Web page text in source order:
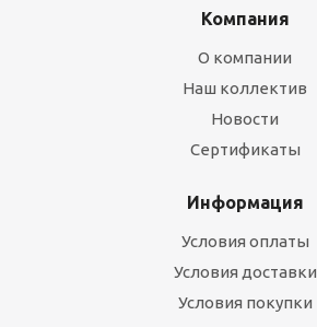
Компания
О компании
Наш коллектив
Новости
Сертификаты
Информация
Условия оплаты
Условия доставки
Условия покупки